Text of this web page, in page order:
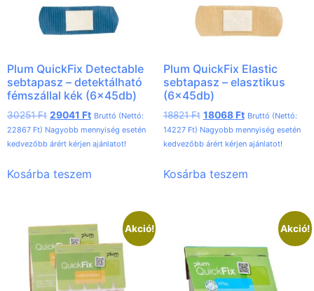
Plum QuickFix Detectable
sebtapasz – detektálható
fémszállal kék (6x45db)
30251Ft 29041 Ft Bruttó (Nettó:
22867 Ft) Nagyobb mennyiség esetén
kedvezőbb árért kérjen ajánlatot!
Kosárba teszem
Plum QuickFix Elastic
sebtapasz – elasztikus
(6x45db)
18821Ft 18068Ft Bruttó (Nettó:
14227 Ft) Nagyobb mennyiség esetén
kedvezőbb árért kérjen ajánlatot!
Kosárba teszem
Akció! Akció!